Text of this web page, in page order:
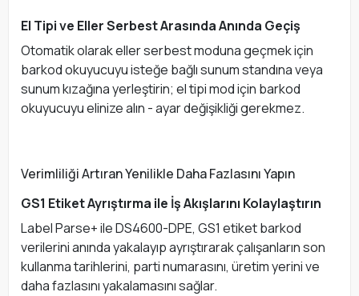
El Tipi ve Eller Serbest Arasında Anında Geçiş
Otomatik olarak eller serbest moduna geçmek için
barkod okuyucuyu isteğe bağlı sunum standına veya
sunum kızağına yerleştirin; el tipi mod için barkod
okuyucuyu elinize alın - ayar değişikliği gerekmez.
Verimliliği Artıran Yenilikle Daha Fazlasını Yapın
GS1 Etiket Ayrıştırma ile İş Akışlarını Kolaylaştırın
Label Parse+ ile DS4600-DPE, GS1 etiket barkod
verilerini anında yakalayıp ayrıştırarak çalışanların son
kullanma tarihlerini, parti numarasını, üretim yerini ve
daha fazlasını yakalamasını sağlar.